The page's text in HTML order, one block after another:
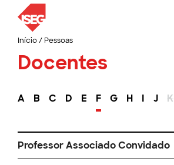
Início/ Pessoas
Docentes
A B C D E F G H I J K
Professor Associado Convidado